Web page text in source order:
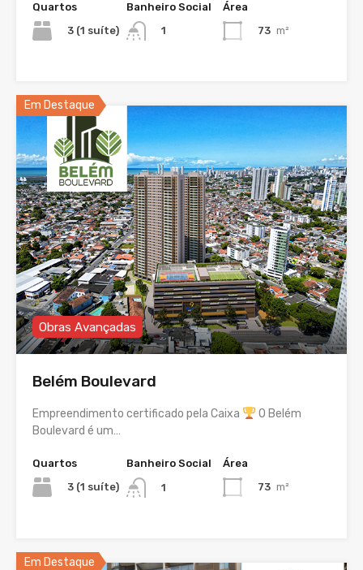
Quartos
3 (1 suíte)
Banheiro Social
1
Área
73 m²
Em Destaque
Obras Avançadas
Belém Boulevard
Empreendimento certificado pela Caixa
O Belém
Boulevard é um…
Quartos
3 (1 suíte)
Banheiro Social
1
Área
73 m²
Em Destaque